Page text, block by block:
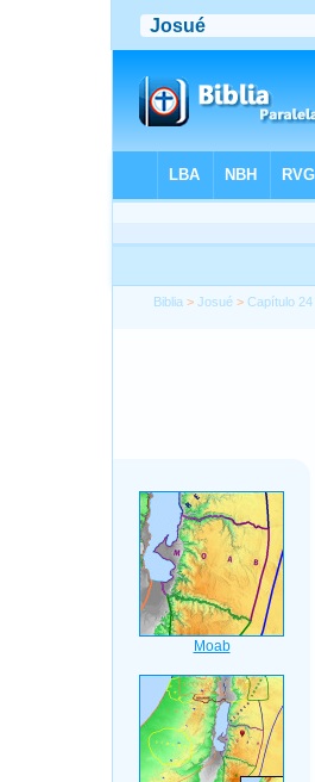
Biblia >Josué >Capítulo 24